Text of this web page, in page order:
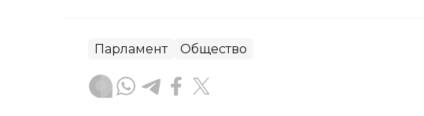
Парламент Общество